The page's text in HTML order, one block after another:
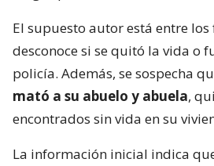
El supuesto autor está entre los
desconoce si se quitó la vida o
policía. Además, se sospecha
mató a su abuelo y abuela,
encontrados sin vida en su
La información inicial indica